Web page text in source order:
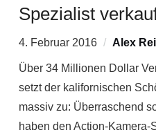
Spezialist
4. Februar 2016 Alex
Über 34 Millionen Dollar
setzt der kalifornischen
massiv zu: Überraschend
haben den Action-